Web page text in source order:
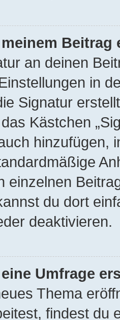
an deinen
in
Signatur
Kästchen
hinzufügen,
einzelnen
du dort
deaktivieren.
Umfrage
Thema
findest du